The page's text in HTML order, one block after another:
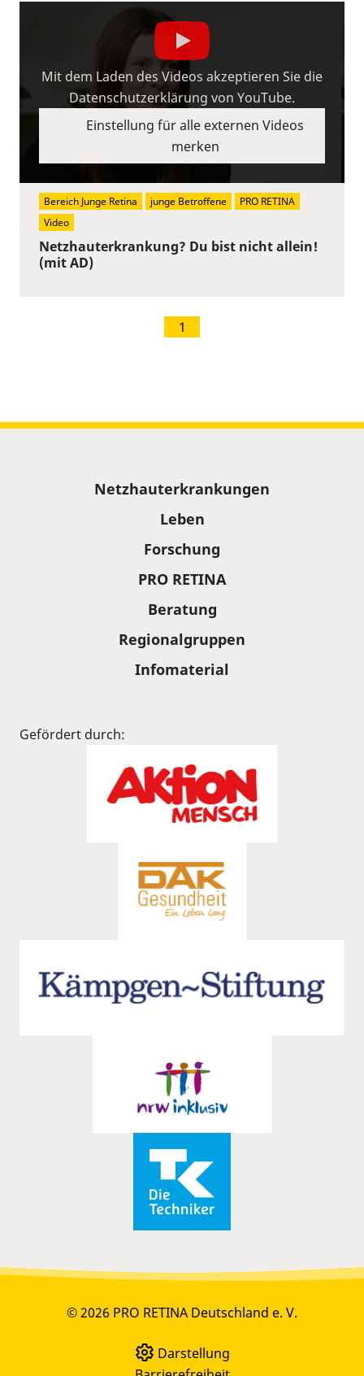
Netzhauterkrankung? Du bist nicht allein!
(mit AD)
Mit dem Laden des Videos akzeptieren Sie die
Datenschutzerklärung von YouTube.
Einstellung für alle externen Videos
merken
Bereich Junge Retina junge Betroffene
PRO RETINA
Video
1
Netzhauterkrankungen
Leben
Forschung
PRO RETINA
Beratung
Regionalgruppen
Infomaterial
Gefördert durch:
© 2026 PRO RETINA Deutschland e. V.
Darstellung